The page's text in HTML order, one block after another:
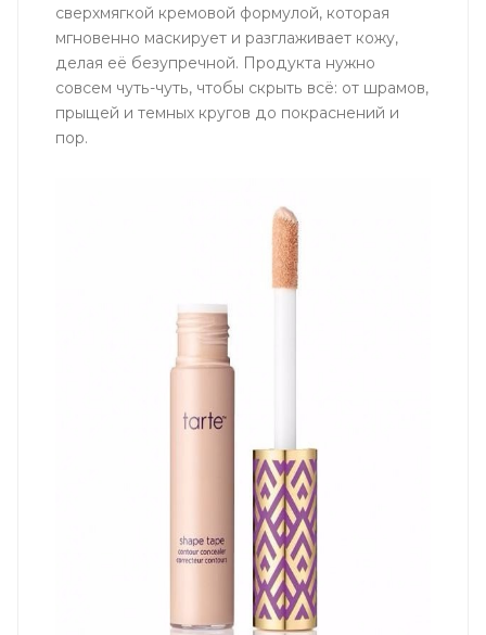
сверхмягкой кремовой формулой, которая
мгновенно маскирует и разглаживает кожу,
делая её безупречной. Продукта нужно
совсем чуть-чуть, чтобы скрыть всё: от шрамов,
прыщей и темных кругов до покраснений и
пор.